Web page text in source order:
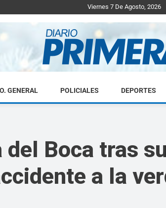
Viernes 7 De Agosto, 2026
GENERAL POLICIALES DEPORTES
del Boca tras
a la